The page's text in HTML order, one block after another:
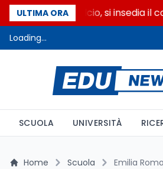
ULTIMA ORA
Riforma del calcio, si insedia il
Loading...
SCUOLA UNIVERSITÀ
Home Scuola